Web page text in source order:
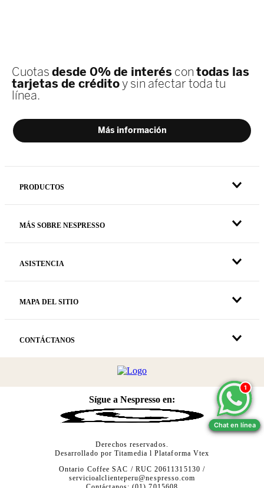
1
Chat en línea
PRODUCTOS
MÁS SOBRE NESPRESSO
ASISTENCIA
MAPA DEL SITIO
CONTÁCTANOS
Sígue a Nespresso en:
Derechos reservados.
Desarrollado porTitamedia l Plataforma Vtex
Ontario Coffee SAC / RUC 20611315130 /
servicioalclienteperu@nespresso.com
1
Chat en línea